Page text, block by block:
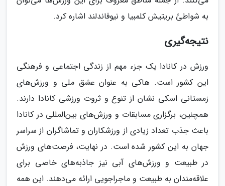
به شواطئ بریتیش کلمبیا و نیوفاندلند اشاره کرد.
نتیجه‌گیری
ورزش در کانادا یک جزء مهم از زندگی اجتماعی و فرهنگی
این کشور است. هاکی به عنوان عشق ملی و ورزش‌های
زمستانی اسکی نشان از تنوع و ثروت ورزشی کانادا دارند.
همچنین، برگزاری مسابقات و ورزش‌های بین‌المللی در کانادا
باعث جذب تعداد زیادی از ورزشکاران و تماشاگران از سراسر
جهان به این کشور شده است. در نهایت، فرصت‌های ورزش
در طبیعت و ورزش‌های آبی نیز جاذبه‌های خاصی برای
علاقه‌مندان به طبیعت و ماجراجویی ارائه می‌دهند. این همه